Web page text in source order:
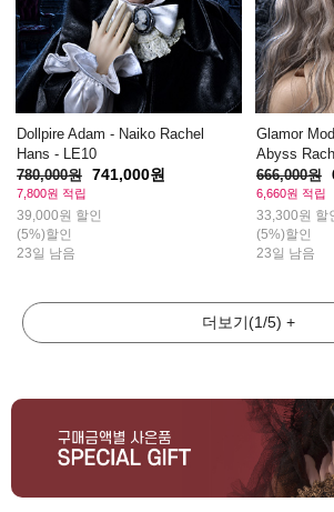
Dollpire Adam - Naiko Rachel
Hans - LE10
780,000원 741,000원
7,800원 적립
39,000원 할인
(5%)할인
23일 남음
Glamor
Abyss
666,000원
6,660원 적립
33,300원 할
(5%)할인
23일 남음
더보기(1/5) +